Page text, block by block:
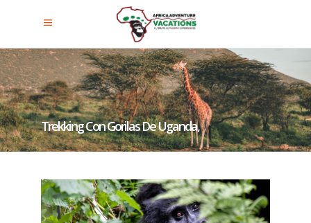
Trekking Con Gorilas De Uganda,
Temporada De Lluvias